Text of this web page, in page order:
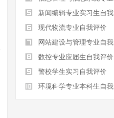
新闻编辑专业实习生自我评价
现代物流专业自我评价
网站建设与管理专业自我评价
数控专业应届生自我评价
警校学生实习自我评价
环境科学专业本科生自我评价